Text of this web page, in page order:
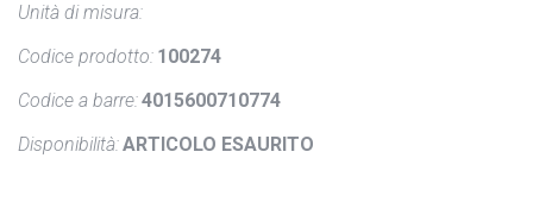
Unità di misura:
Codice prodotto: 100274
Codice a barre:4015600710774
Disponibilità:ARTICOLO ESAURITO